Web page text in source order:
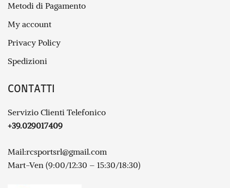
Metodi di Pagamento
My account
Privacy Policy
Spedizioni
CONTATTI
Servizio Clienti Telefonico
+39.029017409
Mail:rcsportsrl@gmail.com
Mart-Ven (9:00/12:30 – 15:30/18:30)